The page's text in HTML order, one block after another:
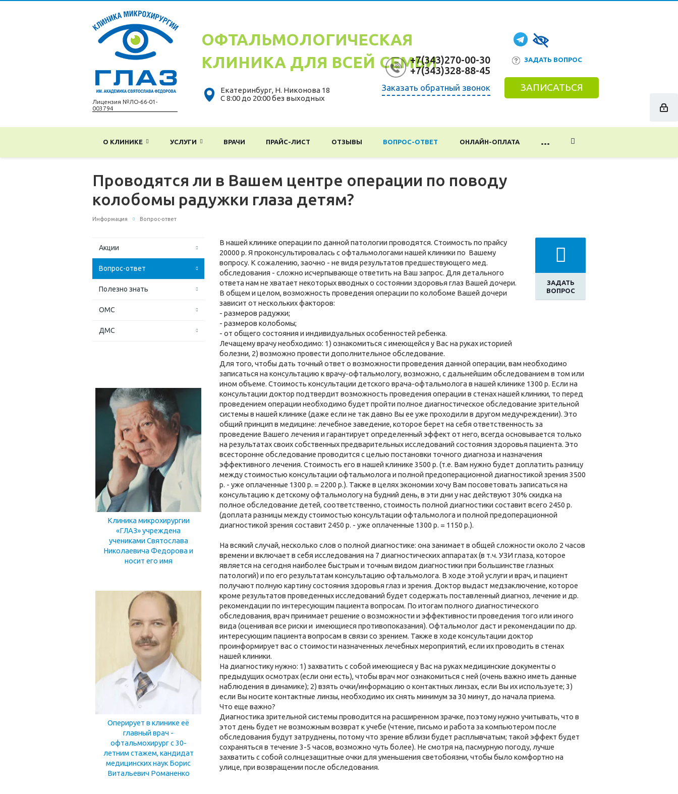
Лицензия №ЛО-66-01-
003794
ОФТАЛЬМОЛОГИЧЕСКАЯ
КЛИНИКА ДЛЯ ВСЕЙ СЕМЬИ
Екатеринбург, Н. Никонова 18
С 8:00 до 20:00 без выходных
+7(343)270-00-30
+7(343)328-88-45
Заказать обратный звонок
ЗАДАТЬ ВОПРОС
ЗАПИСАТЬСЯ
О КЛИНИКЕ УСЛУГИ ВРАЧИ ПРАЙС-ЛИСТ ОТЗЫВЫ ВОПРОС-ОТВЕТ ОНЛАЙН-ОПЛАТА ...
Проводятся ли в Вашем центре операции по поводу
колобомы радужки глаза детям?
Информация Вопрос-ответ
Акции
Вопрос-ответ
Полезно знать
ОМС
ДМС
Клиника микрохирургии
«ГЛАЗ» учреждена
учениками Святослава
Николаевича Федорова и
носит его имя
Оперирует в клинике её
главный врач -
офтальмохирург с 30-
летним стажем, кандидат
медицинских наук Борис
Витальевич Романенко
ЗАДАТЬ
ВОПРОС
В нашей клинике операции по данной патологии проводятся. Стоимость по прайсу
20000 р. Я проконсультировалась с офтальмологами нашей клиники по Вашему
вопросу. К сожалению, заочно - не видя результатов предшествующего мед.
обследования - сложно исчерпывающе ответить на Ваш запрос. Для детального
ответа нам не хватает некоторых вводных о состоянии здоровья глаз Вашей дочери.
В общем и целом, возможность проведения операции по колобоме Вашей дочери
зависит от нескольких факторов:
- размеров радужки;
- размеров колобомы;
- от общего состояния и индивидуальных особенностей ребенка.
Лечащему врачу необходимо: 1) ознакомиться с имеющейся у Вас на руках историей
болезни, 2) возможно провести дополнительное обследование.
Для того, чтобы дать точный ответ о возможности проведения данной операции, вам необходимо
записаться на консультацию к врачу-офтальмологу, возможно, с дальнейшим обследованием в том или
ином объеме. Стоимость консультации детского врача-офтальмолога в нашей клинике 1300 р. Если на
консультации доктор подтвердит возможность проведения операции в стенах нашей клиники, то перед
проведением операции необходимо будет пройти полное диагностическое обследование зрительной
системы в нашей клинике (даже если не так давно Вы ее уже проходили в другом медучреждении). Это
общий принцип в медицине: лечебное заведение, которое берет на себя ответственность за
проведение Вашего лечения и гарантирует определенный эффект от него, всегда основывается только
на результатах своих собственных предварительных исследований состояния здоровья пациента. Это
всесторонне обследование проводится с целью постановки точного диагноза и назначения
эффективного лечения. Стоимость его в нашей клинике 3500 р. (т.е. Вам нужно будет доплатить разницу
между стоимостью консультации офтальмолога и полной предоперационной диагностикой зрения 3500
р. - уже оплаченные 1300 р. = 2200 р.). Также в целях экономии хочу Вам посоветовать записаться на
консультацию к детскому офтальмологу на будний день, в эти дни у нас действуют 30% скидка на
полное обследование детей, соответственно, стоимость полной диагностики составит всего 2450 р.
(доплата разницы между стоимостью консультации офтальмолога и полной предоперационной
диагностикой зрения составит 2450 р. - уже оплаченные 1300 р. = 1150 р.).
На всякий случай, несколько слов о полной диагностике: она занимает в общей сложности около 2 часов
времени и включает в себя исследования на 7 диагностических аппаратах (в т.ч. УЗИ глаза, которое
является на сегодня наиболее быстрым и точным видом диагностики при большинстве глазных
патологий) и по его результатам консультацию офтальмолога. В ходе этой услуги и врач, и пациент
получают полную картину состояния здоровья глаз и зрения. Доктор выдаст медзаключение, которое
кроме результатов проведенных исследований будет содержать поставленный диагноз, лечение и др.
рекомендации по интересующим пациента вопросам. По итогам полного диагностического
обследования, врач принимает решение о возможности и эффективности проведения того или иного
вида (оценивая все риски и имеющиеся противопоказания). Офтальмолог даст и рекомендации по др.
интересующим пациента вопросам в связи со зрением. Также в ходе консультации доктор
проинформирует вас о стоимости назначенных лечебных мероприятий, если их проводить в стенах
нашей клиники.
На диагностику нужно: 1) захватить с собой имеющиеся у Вас на руках медицинские документы о
предыдущих осмотрах (если они есть), чтобы врач мог ознакомиться с ней (очень важно иметь данные
наблюдения в динамике); 2) взять очки/информацию о контактных линзах, если Вы их используете; 3)
если Вы носите контактные линзы, необходимо их снять минимум за 30 минут, до начала приема.
Что еще важно?
Диагностика зрительной системы проводится на расширенном зрачке, поэтому нужно учитывать, что в
этот день будет не возможным возврат к учебе (чтение, письмо и работа за компьютером после
обследования будут затруднены, потому что зрение вблизи будет расплывчатым; такой эффект будет
сохраняться в течение 3-5 часов, возможно чуть более). Не смотря на, пасмурную погоду, лучше
захватить с собой солнцезащитные очки для уменьшения светобоязни, чтобы было комфортно на
улице, при возвращении после обследования.